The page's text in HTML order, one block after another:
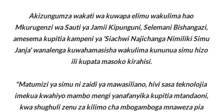
Akizungumza wakati wa kuwapa elimu wakulima hao
Mkurugenzi wa Sauti ya Jamii Kipunguni, Selemani Bishangazi,
amesema kupitia kampeni ya 'Siachwi Najichanga Nimiliki Simu
Janja' wanalenga kuwahamasisha wakulima kununua simu hizo
ili kupata masoko kirahisi.
"Matumizi ya simu ni zaidi ya mawasiliano, hivi sasa teknolojia
imekua kwahiyo mambo mengi yanafanyika kupitia mtandaoni,
kwa shughuli zenu za kilimo cha mbogamboga mnaweza pia